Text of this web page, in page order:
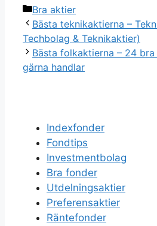
Categories
Bra aktier
Bästa teknikaktierna –
Techbolag & Teknikaktier)
Bästa folkaktierna – 24
gärna handlar
Indexfonder
Fondtips
Investmentbolag
Bra fonder
Utdelningsaktier
Preferensaktier
Räntefonder